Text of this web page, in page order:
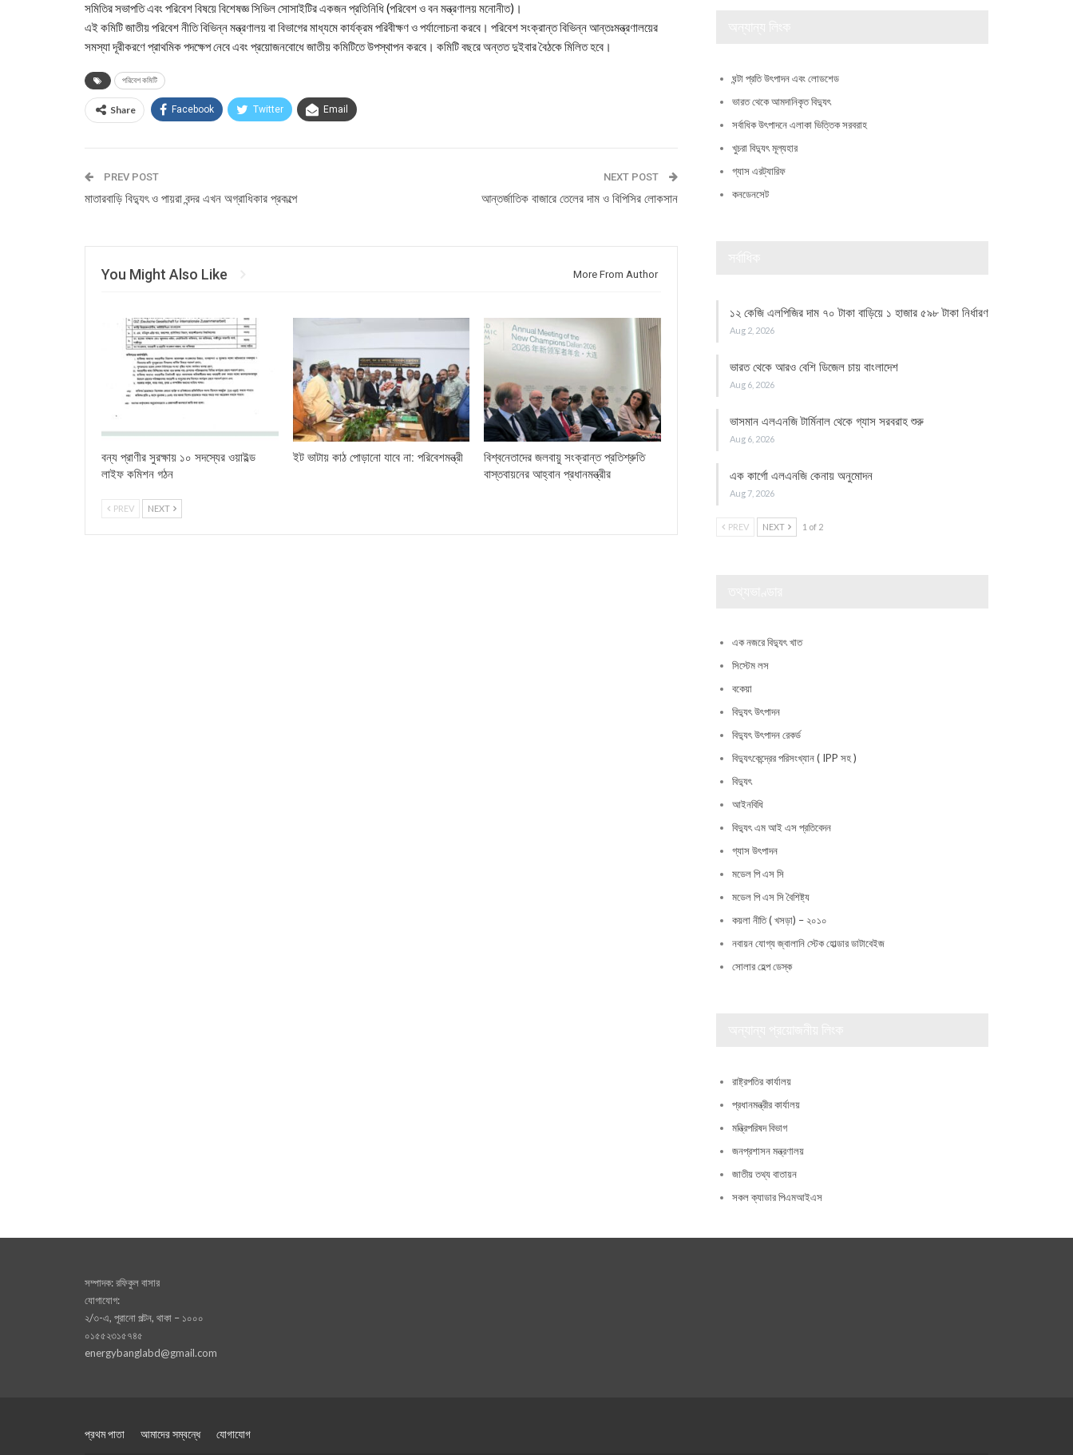
সমিতির সভাপতি এবং পরিবেশ বিষয়ে বিশেষজ্ঞ সিভিল সোসাইটির একজন প্রতিনিধি (পরিবেশ ও বন মন্ত্রণালয় মনোনীত)।
এই কমিটি জাতীয় পরিবেশ নীতি বিভিন্ন মন্ত্রণালয় বা বিভাগের মাধ্যমে কার্যক্রম পরিবীক্ষণ ও পর্যালোচনা করবে। পরিবেশ সংক্রান্ত বিভিন্ন আন্তঃমন্ত্রণালয়ের
সমস্যা দূরীকরণে প্রাথমিক পদক্ষেপ নেবে এবং প্রয়োজনবোধে জাতীয় কমিটিতে উপস্থাপন করবে। কমিটি বছরে অন্তত দুইবার বৈঠকে মিলিত হবে।
পরিবেশ কমিটি
Share Facebook Twitter Email
PREV POST
মাতারবাড়ি বিদ্যুৎ ও পায়রা বন্দর এখন অগ্রাধিকার প্রকল্পে
NEXT POST
আন্তর্জাতিক বাজারে তেলের দাম ও বিপিসির লোকসান
You Might Also Like More From Author
বন্য প্রাণীর সুরক্ষায় ১০ সদস্যের ওয়াইল্ড
লাইফ কমিশন গঠন
ইট ভাটায় কাঠ পোড়ানো যাবে না: পরিবেশমন্ত্রী
বিশ্বনেতাদের জলবায়ু সংক্রান্ত প্রতিশ্রুতি
বাস্তবায়নের আহ্বান প্রধানমন্ত্রীর
PREV NEXT
ঘন্টা প্রতি উৎপাদন এবং লোডশেড
ভারত থেকে আমদানিকৃত বিদ্যুৎ
সর্বাধিক উৎপাদনে এলাকা ভিত্তিক সরবরাহ
খুচরা বিদ্যুৎ মূল্যহার
গ্যাস এরট্যারিফ
কনডেনসেট
১২ কেজি এলপিজির দাম ৭০ টাকা বাড়িয়ে ১ হাজার ৫৯৮ টাকা নির্ধারণ
Aug 2, 2026
ভারত থেকে আরও বেশি ডিজেল চায় বাংলাদেশ
Aug 6, 2026
ভাসমান এলএনজি টার্মিনাল থেকে গ্যাস সরবরাহ শুরু
Aug 6, 2026
এক কার্গো এলএনজি কেনায় অনুমোদন
Aug 7, 2026
PREV NEXT 1 of 2
এক নজরে বিদ্যুৎ খাত
সিস্টেম লস
বকেয়া
বিদ্যুৎ উৎপাদন
বিদ্যুৎ উৎপাদন রেকর্ড
বিদ্যুৎকেন্দ্রের পরিসংখ্যান ( IPP সহ )
বিদ্যুৎ
আইনবিধি
বিদ্যুৎ এম আই এস প্রতিবেদন
গ্যাস উৎপাদন
মডেল পি এস সি
মডেল পি এস সি বৈশিষ্ট্য
কয়লা নীতি ( খসড়া) – ২০১০
নবায়ন যোগ্য জ্বালানি স্টেক হোল্ডার ডাটাবেইজ
সোলার হেল্প ডেস্ক
রাষ্ট্রপতির কার্যালয়
প্রধানমন্ত্রীর কার্যালয়
মন্ত্রিপরিষদ বিভাগ
জনপ্রশাসন মন্ত্রণালয়
জাতীয় তথ্য বাতায়ন
সকল ক্যাডার পিএমআইএস
সম্পাদক: রফিকুল বাসার
যোগাযোগ:
২/৩-এ, পূরানো পল্টন, থাকা – ১০০০
০১৫৫২৩১৫৭৪৫
energybanglabd@gmail.com
প্রথম পাতা আমাদের সম্বন্ধে যোগাযোগ